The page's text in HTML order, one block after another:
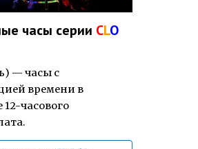
часы серии CLO
— часы с
времени в
часового
а.